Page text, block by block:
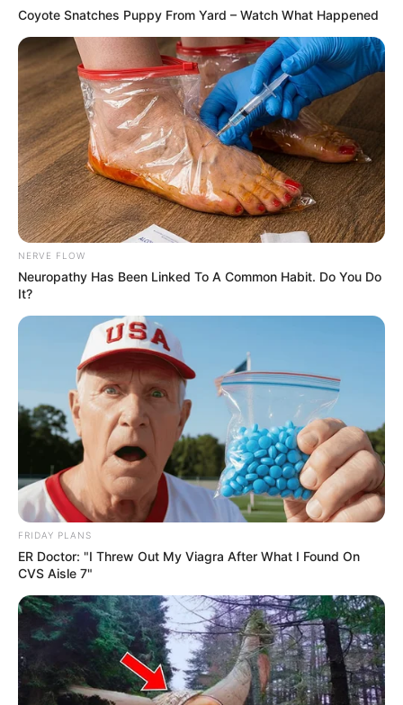
Coyote Snatches Puppy From Yard – Watch What Happened
NERVE FLOW
Neuropathy Has Been Linked To A Common Habit. Do You Do
It?
FRIDAY PLANS
ER Doctor: "I Threw Out My Viagra After What I Found On
CVS Aisle 7"